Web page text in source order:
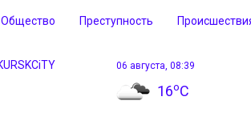
Общество Преступность
06 августа, 08:39
16oC